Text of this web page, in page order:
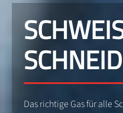
Das richtige Gas für alle